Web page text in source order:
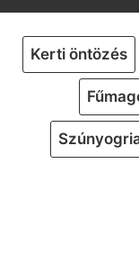
Kerti öntözés